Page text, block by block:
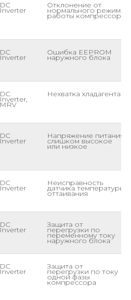
DC
Inverter
Отклонение от
нормального режима
работы компрессора
DC
Inverter
Ошибка EEPROM
наружного блока
DC
Inverter,
MRV
Нехватка хладагента
DC
Inverter
Напряжение питания
слишком высокое
или низкое
DC
Inverter
Неисправность
датчика температуры
оттаивания
DC
Inverter
Защита от
перегрузки по
переменному току
наружного блока
DC
Inverter
Защита от
перегрузки по току
одной фазы
компрессора